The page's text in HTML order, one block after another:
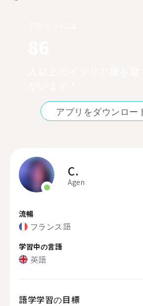
アプリをダウンロー
C.
Agen
流暢
フランス語
学習中の言語
英語
語学学習の目標